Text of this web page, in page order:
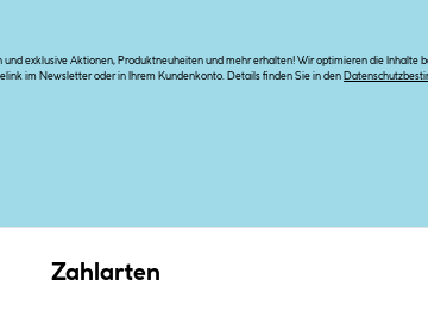
und exklusive Aktionen, Produktneuheiten und mehr erhalten! Wir optimieren die Inhalte
im Newsletter oder in Ihrem Kundenkonto. Details finden Sie in den
Zahlarten